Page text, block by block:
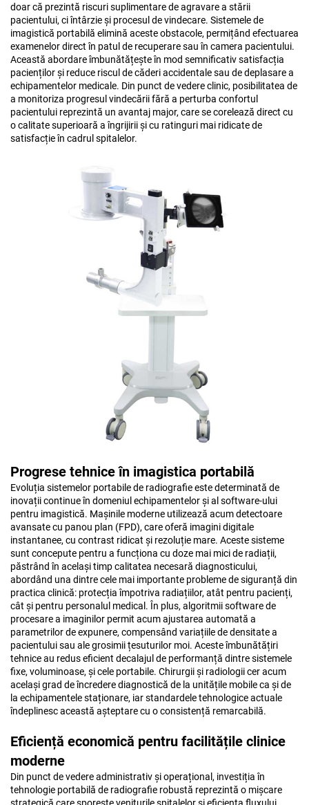
doar că prezintă riscuri suplimentare de agravare a stării
pacientului, ci întârzie și procesul de vindecare. Sistemele de
imagistică portabilă elimină aceste obstacole, permițând efectuarea
examenelor direct în patul de recuperare sau în camera pacientului.
Această abordare îmbunătățește în mod semnificativ satisfacția
pacienților și reduce riscul de căderi accidentale sau de deplasare a
echipamentelor medicale. Din punct de vedere clinic, posibilitatea de
a monitoriza progresul vindecării fără a perturba confortul
pacientului reprezintă un avantaj major, care se corelează direct cu
o calitate superioară a îngrijirii și cu ratinguri mai ridicate de
satisfacție în cadrul spitalelor.
Progrese tehnice în imagistica portabilă
Evoluția sistemelor portabile de radiografie este determinată de
inovații continue în domeniul echipamentelor și al software-ului
pentru imagistică. Mașinile moderne utilizează acum detectoare
avansate cu panou plan (FPD), care oferă imagini digitale
instantanee, cu contrast ridicat și rezoluție mare. Aceste sisteme
sunt concepute pentru a funcționa cu doze mai mici de radiații,
păstrând în același timp calitatea necesară diagnosticului,
abordând una dintre cele mai importante probleme de siguranță din
practica clinică: protecția împotriva radiațiilor, atât pentru pacienți,
cât și pentru personalul medical. În plus, algoritmii software de
procesare a imaginilor permit acum ajustarea automată a
parametrilor de expunere, compensând variațiile de densitate a
pacientului sau ale grosimii țesuturilor moi. Aceste îmbunătățiri
tehnice au redus eficient decalajul de performanță dintre sistemele
fixe, voluminoase, și cele portabile. Chirurgii și radiologii cer acum
același grad de încredere diagnostică de la unitățile mobile ca și de
la echipamentele staționare, iar standardele tehnologice actuale
îndeplinesc această așteptare cu o consistență remarcabilă.
Eficiență economică pentru facilitățile clinice
moderne
Din punct de vedere administrativ și operațional, investiția în
tehnologie portabilă de radiografie robustă reprezintă o mișcare
strategică care sporește veniturile spitalelor și eficiența fluxului